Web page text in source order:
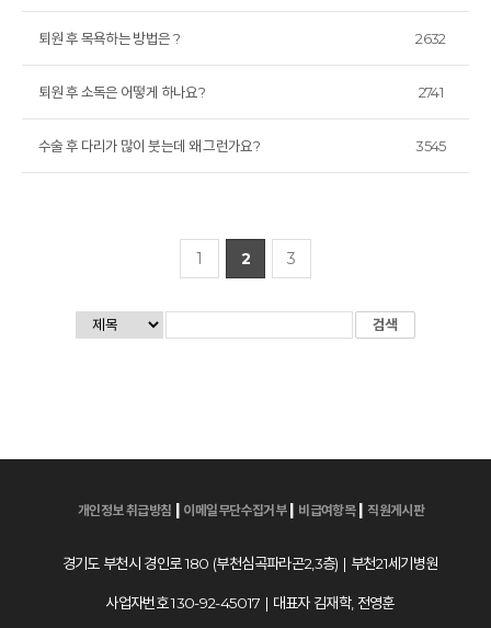
퇴원 후 목욕하는 방법은 ? 2632
퇴원 후 소독은 어떻게 하나요? 2741
수술 후 다리가 많이 붓는데 왜 그런가요? 3545
1 2 3
개인정보 취급방침 | 이메일무단수집거부| 비급여항목| 직원게시판
경기도 부천시 경인로 180 (부천심곡파라곤2,3층) | 부천21세기병원
사업자번호 130-92-45017 | 대표자 김재학, 전영훈